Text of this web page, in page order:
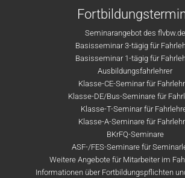
Seminarangebot des flvbw.de
Basisseminar 3-tägig für
Basisseminar 1-tägig für
Ausbildungsfahrlehrer
Klasse-CE-Seminar für
Klasse-DE/Bus-Seminare für
Klasse-T-Seminar für
Klasse-A-Seminare für
BKrFQ-Seminare
ASF-/FES-Seminare für
Weitere Angebote für Mitarbeiter im
Informationen über Fortbildungspflichten